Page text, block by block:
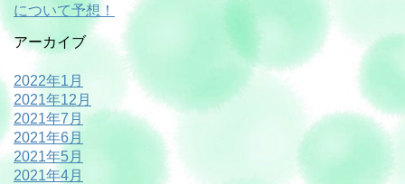
について予想！
アーカイブ
2022年1月
2021年12月
2021年7月
2021年6月
2021年5月
2021年4月